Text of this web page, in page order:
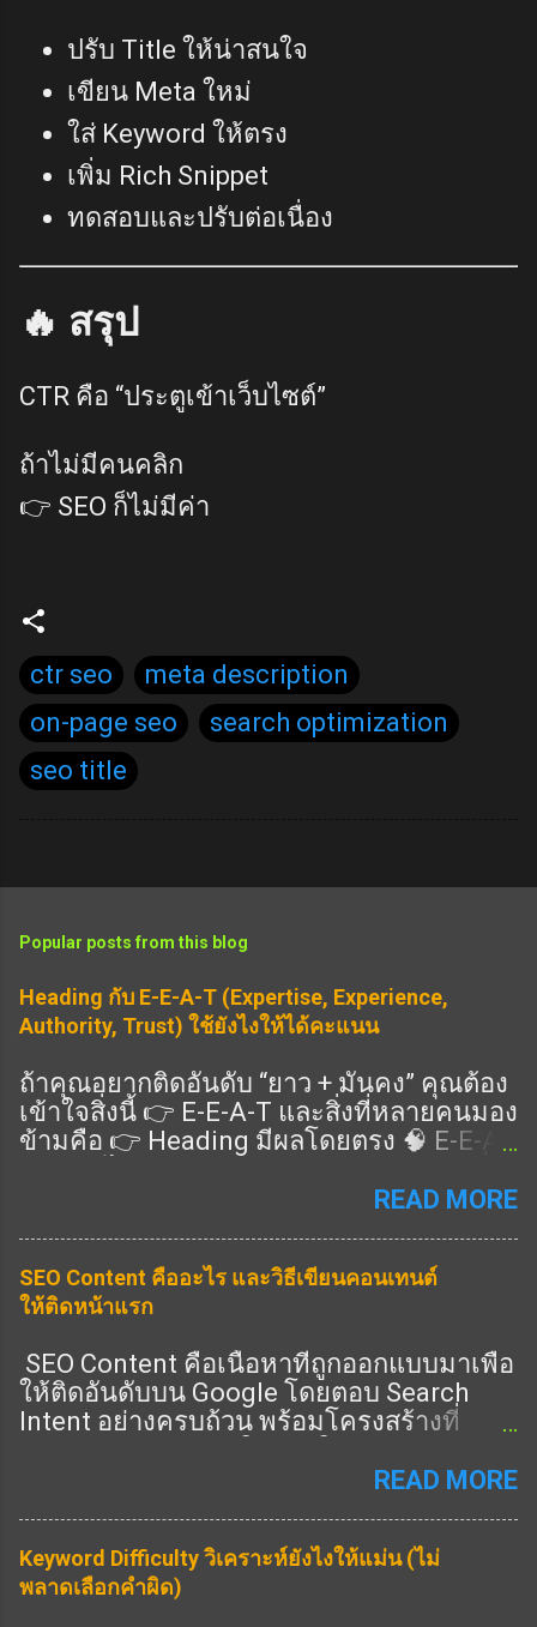
ปรับ Title ให้น่าสนใจ
เขียน Meta ใหม่
ใส่ Keyword ให้ตรง
เพิ่ม Rich Snippet
ทดสอบและปรับต่อเนื่อง
🔥 สรุป
CTR คือ “ประตูเข้าเว็บไซต์”
ถ้าไม่มีคนคลิก
👉 SEO ก็ไม่มีค่า
ctr seo
meta description
on-page seo
search optimization
seo title
Popular posts from this blog
Heading กับ E-E-A-T (Expertise, Experience,
Authority, Trust) ใช้ยังไงให้ได้คะแนน
ถ้าคุณอยากติดอันดับ “ยาว + มั่นคง” คุณต้อง
เข้าใจสิ่งนี้ 👉 E-E-A-T และสิ่งที่หลายคนมอง
ข้ามคือ 👉 Heading มีผลโดยตรง 🧠 E-E-A-
ว่าเนื้อหาคุณ: Expertise (ความเชี่ยวชาญ)
ครบ = อันดับดีขึ้น 🎯 Heading ช่วย E-E-A-T
ยังไง ✔️ 1. แสดง Expertise 👉 ใช้ Heading
ครอบคลุมลึก ✔️ 2. แสดง Experience 👉 มี
หัวข้อ “ประสบการณ์จริง” ✔️ 3. แสดง
Authority 👉 มีหัวข้อครบทุกมุม ✔️ 4. แสดง
Trust 👉 มี FAQ / ข้อมูลชัด 🔧 วิธีเขียน
1. เพิ่ม Heading “ประสบการณ์” 👉 เช่น: จาก
ประสบการณ์จริง 🔥 2. เพิ่ม Heading “ข้อมูล
เชิงลึก” 👉 เช่น: เทคนิคขั้นสูง วิเคราะห์ 🔥 3.
เพิ่ม Heading “คำถาม” 👉 เช่น: FAQ 📊 สูตร
E-E-A-T Heading H1 = keyword หลัก H2 =
READ MORE
SEO Content คืออะไร และวิธีเขียนคอนเทนต์
ให้ติดหน้าแรก
SEO Content คือเนื้อหาที่ถูกออกแบบมาเพื่อ
ให้ติดอันดับบน Google โดยตอบ Search
Intent อย่างครบถ้วน พร้อมโครงสร้างที่
SEO ไม่ใช่แค่ใส่คีย์เวิร์ด แต่คือการสร้าง
เนื้อหาที่: ตรงกับคำค้นหา ตอบคำถามผู้ใช้
ครบถ้วน มีโครงสร้างชัดเจน มีคุณภาพสูง
READ MORE
Keyword Difficulty วิเคราะห์ยังไงให้แม่น (ไม่
พลาดเลือกคำผิด)